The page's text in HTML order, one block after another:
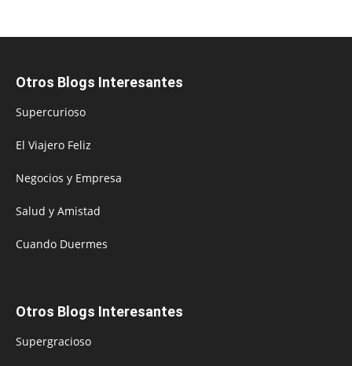
Otros Blogs Interesantes
Supercurioso
El Viajero Feliz
Negocios y Empresa
Salud y Amistad
Cuando Duermes
Otros Blogs Interesantes
Supergracioso